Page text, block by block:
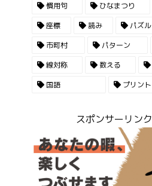
慣用句
ひなまつり
座標
読み パズル
市町村
パターン
線対称
数える
国語
プリント
スポンサーリンク